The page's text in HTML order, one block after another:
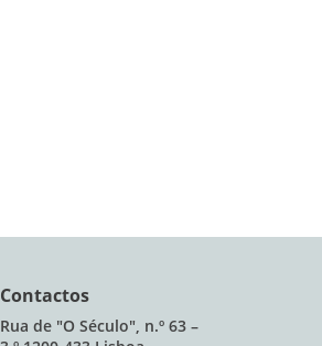
Contactos
Rua de "O Século", n.º 63 –